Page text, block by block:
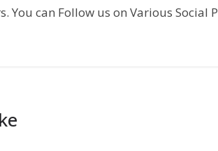
You can Follow us on Various